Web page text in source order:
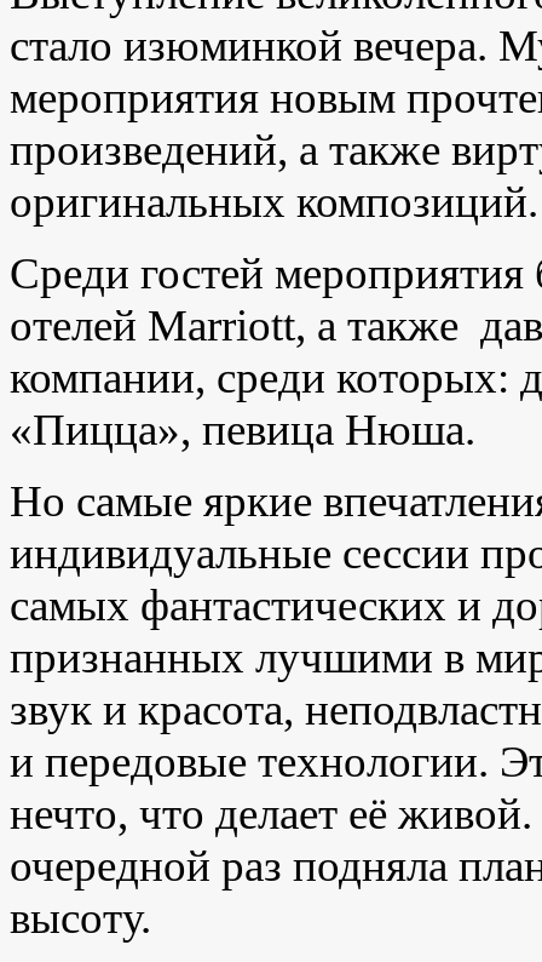
стало изюминкой вечера.
мероприятия новым
произведений, а также
оригинальных композиций.
Среди гостей
отелей Marriott, а также
компании, среди которых:
«Пицца», певица Нюша.
Но самые яркие
индивидуальные сессии
самых фантастических и
признанных лучшими в
звук и красота,
и передовые технологии.
нечто, что делает её
очередной раз подняла
высоту.